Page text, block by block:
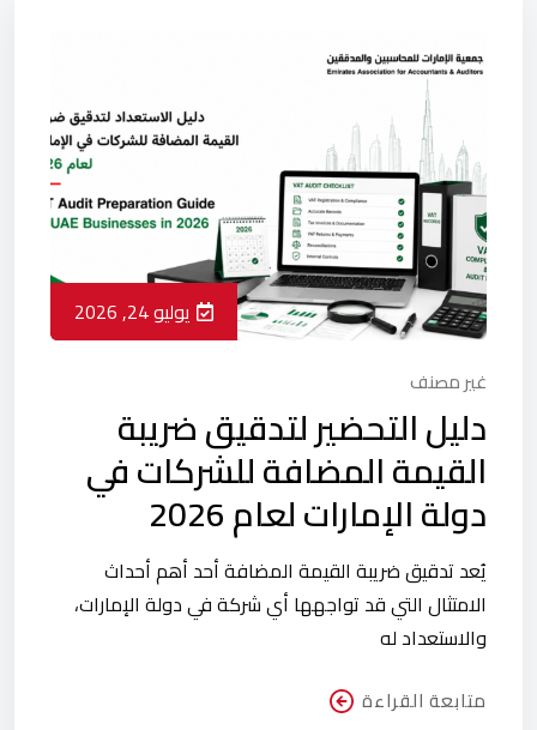
يوليو 24, 2026
غير مصنف
دليل التحضير لتدقيق ضريبة
القيمة المضافة للشركات في
دولة الإمارات لعام 2026
يُعد تدقيق ضريبة القيمة المضافة أحد أهم أحداث
الامتثال التي قد تواجهها أي شركة في دولة الإمارات،
والاستعداد له
متابعة القراءة